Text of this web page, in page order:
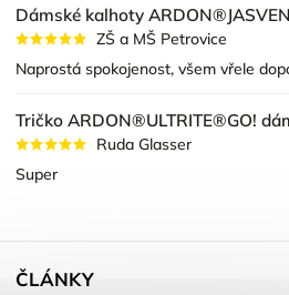
Dámské kalhoty
ZŠ a MŠ Petrovice
Naprostá spokojenost, všem vřele
Tričko ARDON®ULTRITE®GO!
Ruda Glasser
Super
ČLÁNKY